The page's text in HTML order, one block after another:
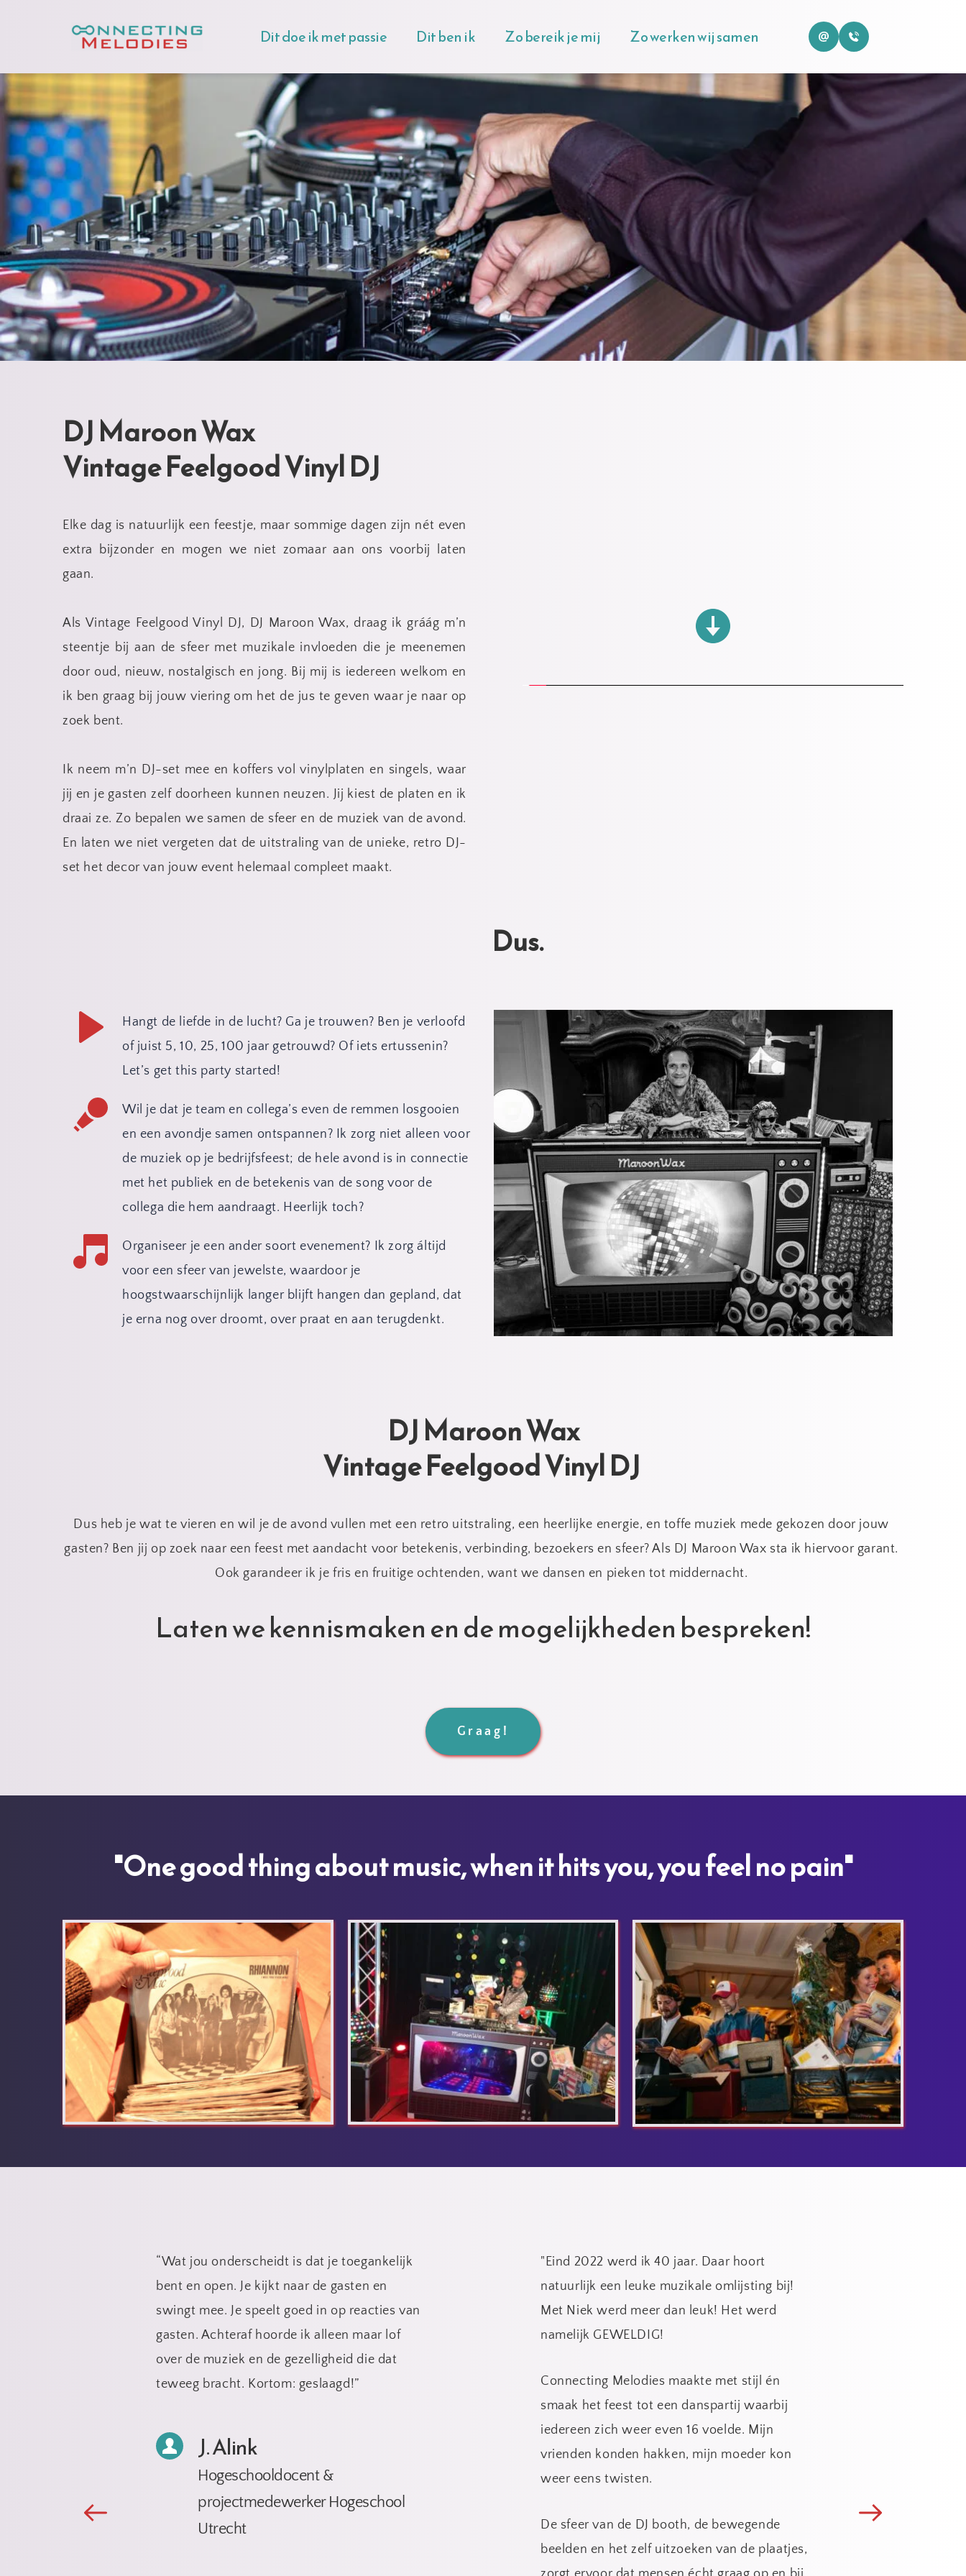
Dit doe ik met passie Dit ben ik Zo bereik je mij Zo werken wij samen
DJ Maroon Wax
Vintage Feelgood Vinyl DJ
Elke dag is natuurlijk een feestje, maar sommige dagen zijn nét even
extra bijzonder en mogen we niet zomaar aan ons voorbij laten
gaan.
Als Vintage Feelgood Vinyl DJ, DJ Maroon Wax, draag ik gráág m’n
steentje bij aan de sfeer met muzikale invloeden die je meenemen
door oud, nieuw, nostalgisch en jong. Bij mij is iedereen welkom en
ik ben graag bij jouw viering om het de jus te geven waar je naar op
zoek bent.
Ik neem m’n DJ-set mee en koffers vol vinylplaten en singels, waar
jij en je gasten zelf doorheen kunnen neuzen. Jij kiest de platen en ik
draai ze. Zo bepalen we samen de sfeer en de muziek van de avond.
En laten we niet vergeten dat de uitstraling van de unieke, retro DJ-
set het decor van jouw event helemaal compleet maakt.
Dus.
Hangt de liefde in de lucht? Ga je trouwen? Ben je verloofd
of juist 5, 10, 25, 100 jaar getrouwd? Of iets ertussenin?
Let’s get this party started!
Wil je dat je team en collega’s even de remmen losgooien
en een avondje samen ontspannen? Ik zorg niet alleen voor
de muziek op je bedrijfsfeest; de hele avond is in connectie
met het publiek en de betekenis van de song voor de
collega die hem aandraagt. Heerlijk toch?
Organiseer je een ander soort evenement? Ik zorg áltijd
voor een sfeer van jewelste, waardoor je
hoogstwaarschijnlijk langer blijft hangen dan gepland, dat
je erna nog over droomt, over praat en aan terugdenkt.
DJ Maroon Wax
Vintage Feelgood Vinyl DJ
Dus heb je wat te vieren en wil je de avond vullen met een retro uitstraling, een heerlijke energie, en toffe muziek mede gekozen door jouw
gasten? Ben jij op zoek naar een feest met aandacht voor betekenis, verbinding, bezoekers en sfeer? Als DJ Maroon Wax sta ik hiervoor garant.
Ook garandeer ik je fris en fruitige ochtenden, want we dansen en pieken tot middernacht.
Laten we kennismaken en de mogelijkheden bespreken!
Graag!
"One good thing about music, when it hits you, you feel no pain"
“Wat jou onderscheidt is dat je toegankelijk
bent en open. Je kijkt naar de gasten en
swingt mee. Je speelt goed in op reacties van
gasten. Achteraf hoorde ik alleen maar lof
over de muziek en de gezelligheid die dat
teweeg bracht. Kortom: geslaagd!”
J. Alink
Hogeschooldocent &
projectmedewerker Hogeschool
Utrecht
"Eind 2022 werd ik 40 jaar. Daar hoort
natuurlijk een leuke muzikale omlijsting bij!
Met Niek werd meer dan leuk! Het werd
namelijk GEWELDIG!
Connecting Melodies maakte met stijl én
smaak het feest tot een danspartij waarbij
iedereen zich weer even 16 voelde. Mijn
vrienden konden hakken, mijn moeder kon
weer eens twisten.
De sfeer van de DJ booth, de bewegende
beelden en het zelf uitzoeken van de plaatjes,